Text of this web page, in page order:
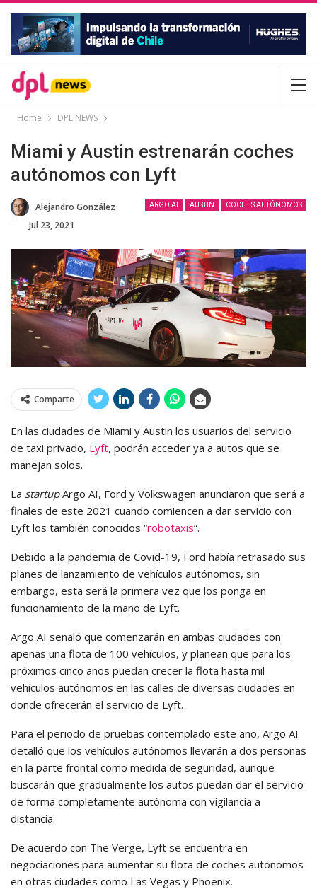
Home DPL NEWS
Miami y Austin estrenarán coches
autónomos con Lyft
ARGO AI AUSTIN COCHES AUTÓNOMOS
Alejandro González
Jul 23, 2021
Comparte
En las ciudades de Miami y Austin los usuarios del servicio
de taxi privado, Lyft, podrán acceder ya a autos que se
manejan solos.
La startupArgo AI, Ford y Volkswagen anunciaron que será a
finales de este 2021 cuando comiencen a dar servicio con
Lyft los también conocidos “robotaxis“.
Debido a la pandemia de Covid-19, Ford había retrasado sus
planes de lanzamiento de vehículos autónomos, sin
embargo, esta será la primera vez que los ponga en
funcionamiento de la mano de Lyft.
Argo AI señaló que comenzarán en ambas ciudades con
apenas una flota de 100 vehículos, y planean que para los
próximos cinco años puedan crecer la flota hasta mil
vehículos autónomos en las calles de diversas ciudades en
donde ofrecerán el servicio de Lyft.
Para el periodo de pruebas contemplado este año, Argo AI
detalló que los vehículos autónomos llevarán a dos personas
en la parte frontal como medida de seguridad, aunque
buscarán que gradualmente los autos puedan dar el servicio
de forma completamente autónoma con vigilancia a
distancia.
De acuerdo con The Verge, Lyft se encuentra en
negociaciones para aumentar su flota de coches autónomos
en otras ciudades como Las Vegas y Phoenix.